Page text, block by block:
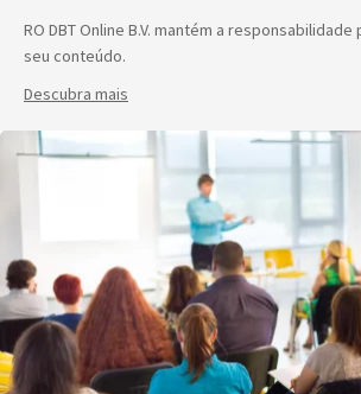
RO DBT Online B.V. mantém a
seu conteúdo.
Descubra mais